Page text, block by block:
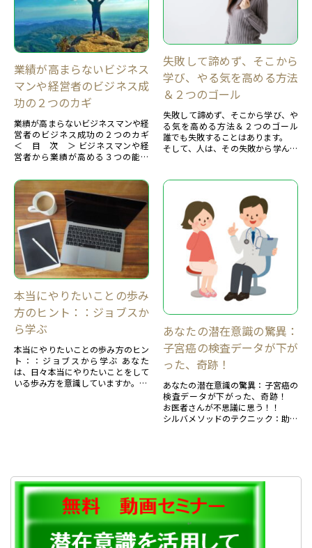
業績が高まらないビジネス
マンや経営者のビジネス成
功の２つのカギ
業績が高まらないビジネスマンや経
営者のビジネス成功の２つのカギ
＜ 目 次 ＞ ビジネスマンや経
営者から業績が高める３つの能力
悩みあなたに、今の時代...
失敗して諦めず、そこから
学び、やる気を高める方法
＆２つのゴール
失敗して諦めず、そこから学び、や
る気を高める方法＆２つのゴール
誰でも失敗することはあります。
そして、人は、その失敗から学んで
ち...
本当にやりたいことの歩み
方のヒント：：ジョブスか
ら学ぶ
本当にやりたいことの歩み方のヒン
ト：：ジョブスから学ぶ あなた
は、日々本当にやりたいことをして
いる歩み方を意識していますか。
あなたの潜在意識の驚異：
子宮癌の検査データが下が
った、奇跡！
あなたの潜在意識の驚異：子宮癌の
検査データが下がった、奇跡！
お医者さんが不思議に思う！！
シルバメソッドのテクニック：助言